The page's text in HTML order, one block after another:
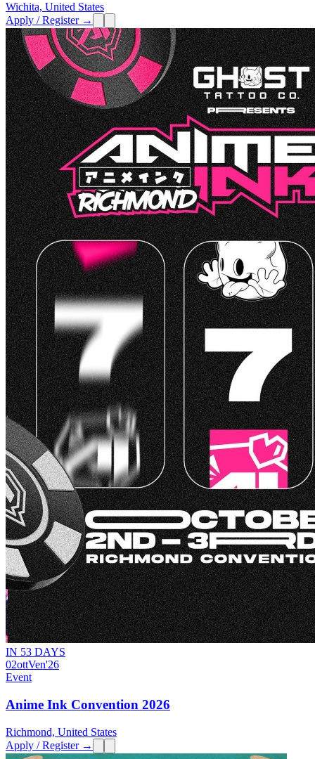
Wichita, United States
Apply / Register →
IN 53 DAYS
02ottVen'26
Event
Anime Ink Convention 2026
Richmond, United States
Apply / Register →